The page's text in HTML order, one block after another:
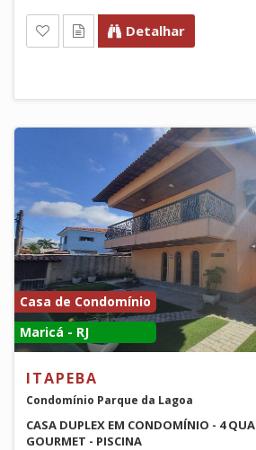
Detalhar
Casa de Condomínio
Maricá - RJ
ITAPEBA
Condomínio Parque da Lagoa
CASA DUPLEX EM CONDOMÍNIO - 4
GOURMET - PISCINA